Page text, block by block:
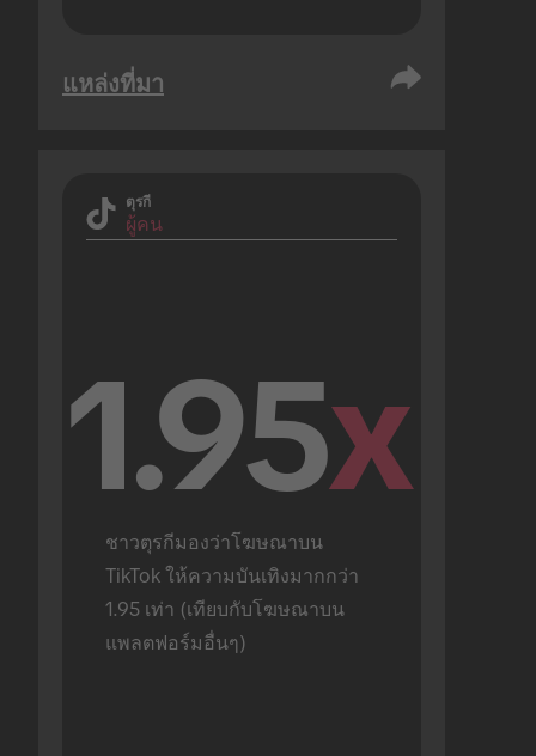
แหล่งที่มา
ตุรกี
ผู้คน
1.95x
ชาวตุรกีมองว่าโฆษณาบน
TikTok ให้ความบันเทิงมากกว่า
1.95 เท่า (เทียบกับโฆษณาบน
แพลตฟอร์มอื่นๆ)